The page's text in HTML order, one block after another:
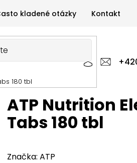
kladené otázky Kontakt
Sportovní výživa Zdravá výživa
Zdravá výživa Doplňky
180 tbl
ATP Nutrition
Tabs 180 tbl
Značka: ATP